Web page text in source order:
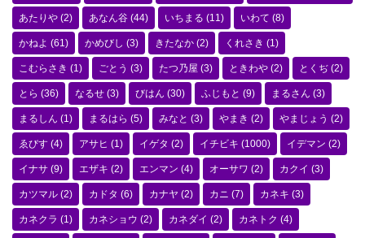
あたりや (2) あなん谷 (44) いちまる (11) いわて (8)
かねよ (61) かめびし (3) きたなか (2) くれさき (1)
こむらさき (1) ごとう (3) たつ乃屋 (3) ときわや (2) とくぢ (2)
とら (36) なるせ (3) びはん (30) ふじもと (9) まるさん (3)
まるしん (1) まるはら (5) みなと (3) やまき (2) やまじょう (2)
ゑびす (4) アサヒ (1) イゲタ (2) イチビキ (1000) イデマン (2)
イナサ (9) エザキ (2) エンマン (4) オーサワ (2) カクイ (3)
カツマル (2) カドタ (6) カナヤ (2) カニ (7) カネキ (3)
カネクラ (1) カネショウ (2) カネダイ (2) カネトク (4)